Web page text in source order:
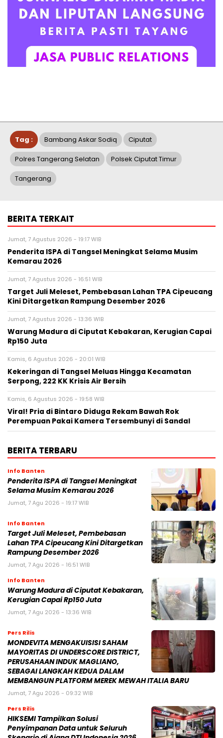
Tag : Bambang Askar Sodiq Ciputat
Polres Tangerang Selatan Polsek Ciputat Timur
Tangerang
BERITA TERKAIT
Jumat, 7 Agustus 2026 - 19:17 WIB
Penderita ISPA di Tangsel Meningkat Selama Musim
Kemarau 2026
Jumat, 7 Agustus 2026 - 16:51 WIB
Target Juli Meleset, Pembebasan Lahan TPA Cipeucang
Kini Ditargetkan Rampung Desember 2026
Jumat, 7 Agustus 2026 - 13:36 WIB
Warung Madura di Ciputat Kebakaran, Kerugian Capai
Rp150 Juta
Kamis, 6 Agustus 2026 - 20:01 WIB
Kekeringan di Tangsel Meluas Hingga Kecamatan
Serpong, 222 KK Krisis Air Bersih
Kamis, 6 Agustus 2026 - 19:58 WIB
Viral! Pria di Bintaro Diduga Rekam Bawah Rok
Perempuan Pakai Kamera Tersembunyi di Sandal
BERITA TERBARU
Info Banten
Penderita ISPA di Tangsel Meningkat
Selama Musim Kemarau 2026
Jumat, 7 Agu 2026 - 19:17 WIB
Info Banten
Target Juli Meleset, Pembebasan
Lahan TPA Cipeucang Kini Ditargetkan
Rampung Desember 2026
Jumat, 7 Agu 2026 - 16:51 WIB
Info Banten
Warung Madura di Ciputat Kebakaran,
Kerugian Capai Rp150 Juta
Jumat, 7 Agu 2026 - 13:36 WIB
Pers Rilis
MONDEVITA MENGAKUISISI SAHAM
MAYORITAS DI UNDERSCORE DISTRICT,
PERUSAHAAN INDUK MAGLIANO,
SEBAGAI LANGKAH KEDUA DALAM
MEMBANGUN PLATFORM MEREK MEWAH ITALIA BARU
Jumat, 7 Agu 2026 - 09:32 WIB
Pers Rilis
HIKSEMI Tampilkan Solusi
Penyimpanan Data untuk Seluruh